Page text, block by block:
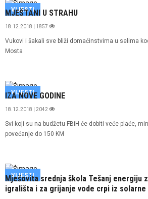
VIJESTI
MJEŠTANI U STRAHU
18.12.2018 | 1857
Vukovi i šakali sve bliži domaćinstvima u selima
Mosta
VIJESTI
IZA NOVE GODINE
18.12.2018 | 2042
Svi koji su na budžetu FBiH će dobiti veće plaće,
povećanje do 150 KM
VIJESTI
Mješovita srednja škola Tešanj energiju
igrališta i za grijanje vode crpi iz